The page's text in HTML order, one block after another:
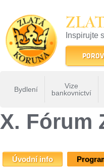
Inspirujte
22 let
Bydlení
Vize
bankovnictví
X. Fórum
Úvodní info